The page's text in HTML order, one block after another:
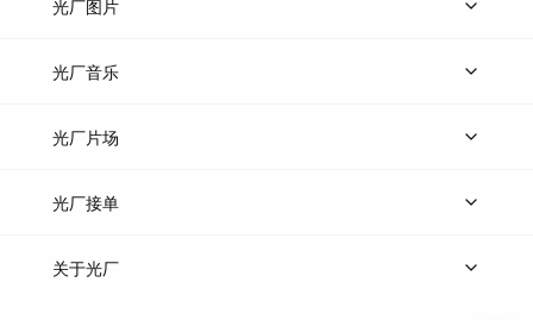
上传视频
光厂图片
上传图片
光厂音乐
热门音乐
光厂片场
上传案例
光厂接单
上架服务
关于光厂